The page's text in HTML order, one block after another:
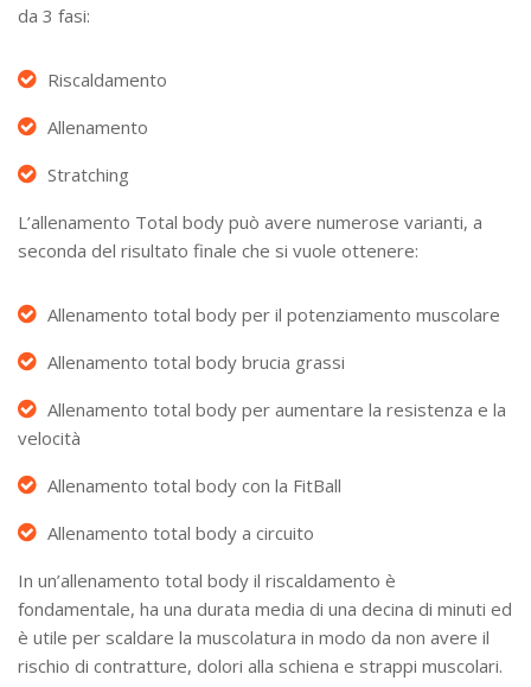
da 3 fasi:
Riscaldamento
Allenamento
Stratching
L’allenamento Total body può avere numerose varianti, a
seconda del risultato finale che si vuole ottenere:
Allenamento total body per il potenziamento muscolare
Allenamento total body brucia grassi
Allenamento total body per aumentare la resistenza e la
velocità
Allenamento total body con la FitBall
Allenamento total body a circuito
In un’allenamento total body il riscaldamento è
fondamentale, ha una durata media di una decina di minuti ed
è utile per scaldare la muscolatura in modo da non avere il
rischio di contratture, dolori alla schiena e strappi muscolari.